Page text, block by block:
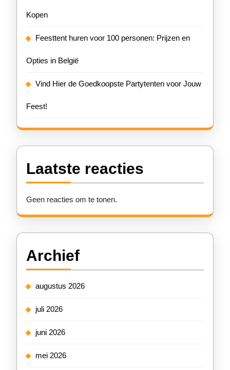
Kopen
Feesttent huren voor 100 personen: Prijzen en
Opties in België
Vind Hier de Goedkoopste Partytenten voor Jouw
Feest!
Laatste reacties
Geen reacties om te tonen.
Archief
augustus 2026
juli 2026
juni 2026
mei 2026